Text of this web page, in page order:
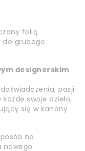
folią
do grubego
designerskim
pasji
swoje dzieło,
się w kanony
na
nowego